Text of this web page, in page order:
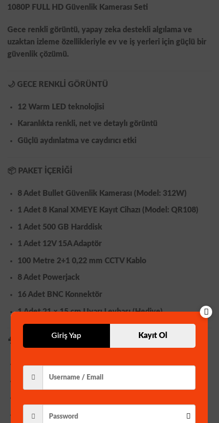
1080P FULL HD Güvenlik Kamerası Seti
Gece renkli görüntü, yapay zeka destekli algılama ve
uzaktan izleme özellikleriyle ev ve iş yerleri için güçlü bir
güvenlik çözümü.
🌙 GECE RENKLİ GÖRÜNTÜ
12 Warm LEDteknolojisi
Karanlıkta renkli, net ve detaylı görüntü
Güçlü aydınlatma ve caydırıcı etki
📦 PAKET İÇERİĞİ
8 Adet Bullet Güvenlik Kamerası ( Model: 312W)
1 Adet 8 Kanal XMEYE Kayıt Cihazı ( Model: QR108)
1 Adet 500 GB Harddisk
1 Adet 12V 15A Adaptör
100 Metre 2+1 0,22 mm CCTV Kablo
8 Adet Powerjack
16 Adet BNC Konnektör
1 Adet21 × 15 cm Uyarı Levhası (Hediye)
🎥 KAMERA ÖZELLİKLERİ (8 ADET)
Çözünürlük:1920 × 1080 (FULL HD)
Lens: 5 MP 3,6 mm SONY Lens
Sinyal Sistemi:PAL / NTSC
Giriş Yap Kayıt Ol